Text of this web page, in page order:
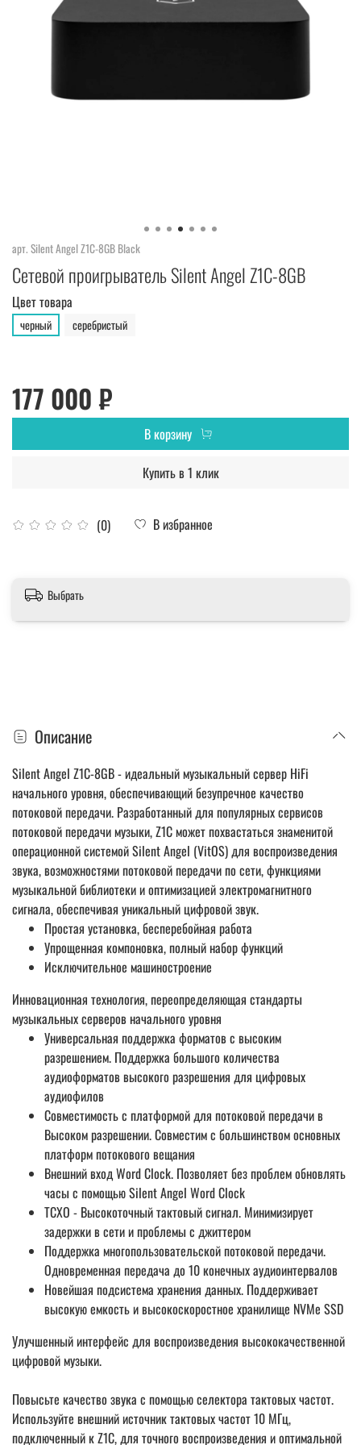
арт. Silent Angel Z1C-8GB Black
Сетевой проигрыватель Silent Angel Z1C-8GB
(0) В избранное
Цвет товара
черный серебристый
177 000 ₽
В корзину
Купить в 1 клик
Выбрать
Описание
Silent Angel Z1C-8GB - идеальный музыкальный сервер HiFi
начального уровня, обеспечивающий безупречное качество
потоковой передачи. Разработанный для популярных сервисов
потоковой передачи музыки, Z1C может похвастаться знаменитой
операционной системой Silent Angel (VitOS) для воспроизведения
звука, возможностями потоковой передачи по сети, функциями
музыкальной библиотеки и оптимизацией электромагнитного
сигнала, обеспечивая уникальный цифровой звук.
Простая установка, бесперебойная работа
Упрощенная компоновка, полный набор функций
Исключительное машиностроение
Инновационная технология, переопределяющая стандарты
музыкальных серверов начального уровня
Универсальная поддержка форматов с высоким
разрешением. Поддержка большого количества
аудиоформатов высокого разрешения для цифровых
аудиофилов
Совместимость с платформой для потоковой передачи в
Высоком разрешении. Совместим с большинством основных
платформ потокового вещания
Внешний вход Word Clock. Позволяет без проблем обновлять
часы с помощью Silent Angel Word Clock
TCXO - Высокоточный тактовый сигнал. Минимизирует
задержки в сети и проблемы с джиттером
Поддержка многопользовательской потоковой передачи.
Одновременная передача до 10 конечных аудиоинтервалов
Новейшая подсистема хранения данных. Поддерживает
высокую емкость и высокоскоростное хранилище NVMe SSD
Улучшенный интерфейс для воспроизведения высококачественной
цифровой музыки.
Повысьте качество звука с помощью селектора тактовых частот.
Используйте внешний источник тактовых частот 10 МГц,
подключенный к Z1C, для точного воспроизведения и оптимальной